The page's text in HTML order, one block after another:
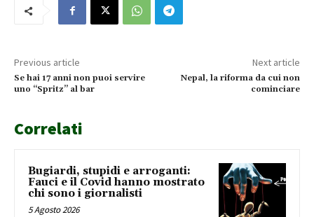
Previous article
Se hai 17 anni non puoi servire
uno “Spritz” al bar
Next article
Nepal, la riforma da cui non
cominciare
Correlati
Bugiardi, stupidi e arroganti:
Fauci e il Covid hanno mostrato
chi sono i giornalisti
5 Agosto 2026